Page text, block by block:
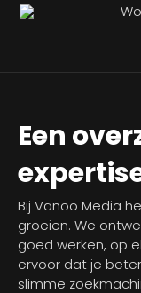
Een
Bij Vanoo Media
groeien. We
goed werken, op
ervoor dat je
slimme